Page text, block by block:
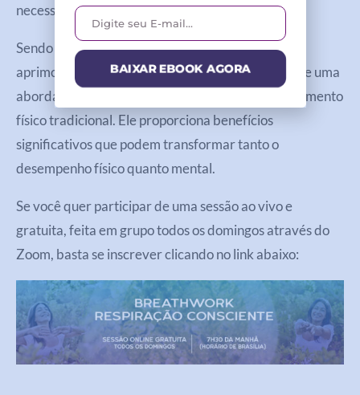
necessidades específicas e objetivos esportivos.
Sendo assim, para atletas que estão buscando
aprimorar seu desempenho, o Breathwork oferece uma
abordagem complementar que vai além do treinamento
físico tradicional. Ele proporciona benefícios
significativos que podem transformar tanto o
desempenho físico quanto mental.
Se você quer participar de uma sessão ao vivo e
gratuita, feita em grupo todos os domingos através do
Zoom, basta se inscrever clicando no link abaixo:
BAIXAR EBOOK AGORA